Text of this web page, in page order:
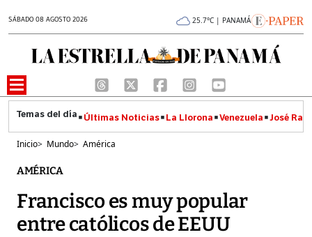
SÁBADO 08 AGOSTO 2026 25.7°C | PANAMÁ
Últimas Noticias La Llorona Venezuela José
Inicio> Mundo> América
AMÉRICA
Francisco es muy popular
entre católicos de EEUU